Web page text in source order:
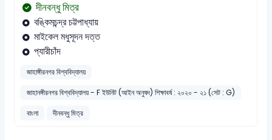
দীনবন্ধু মিত্র
বঙ্কিমচন্দ্র চট্টপাধ্যায়
মাইকেল মধুসূদন দত্ত
প্যারীচাঁদ
জাহাঙ্গীরনগর বিশ্ববিদ্যালয়
জাহানঙ্গীরনগর বিশ্ববিদ্যালয় - F ইউনিট (আইন অনুষদ) শিক্ষাবর্ষ : ২০২০ - ২১ (সেট : G)
বাংলা
দীনবন্ধু মিত্র